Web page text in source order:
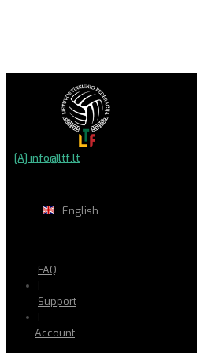
[A] info@ltf.lt
English
FAQ
|
Support
|
Account